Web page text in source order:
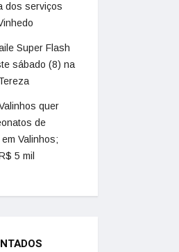
dos serviços
Super Flash
sábado (8) na
quer
de
em Valinhos;
5 mil